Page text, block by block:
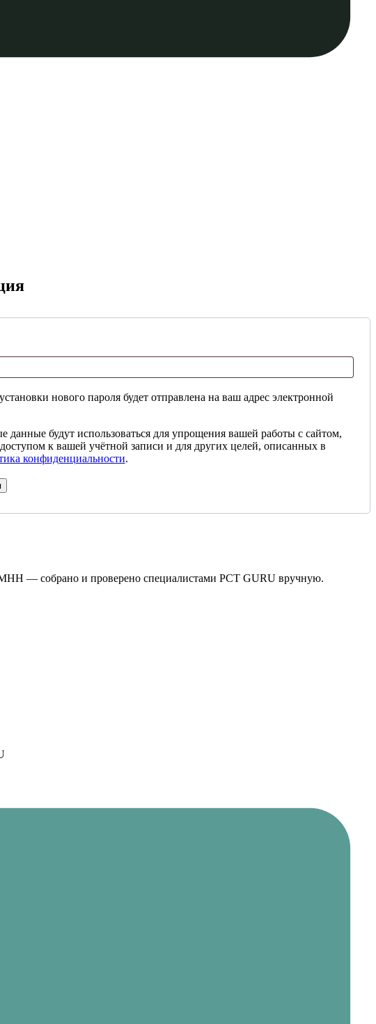
нового пароля будет отправлена ​​на ваш адрес электронной
данные будут использоваться для упрощения вашей работы с сайтом,
к вашей учётной записи и для других целей, описанных в
конфиденциальности.
— собрано и проверено специалистами PCT GURU вручную.